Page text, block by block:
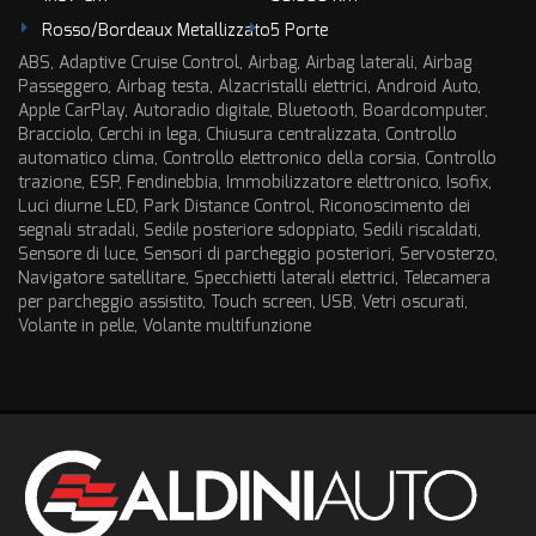
Rosso/Bordeaux Metallizzato5 Porte
ABS, Adaptive Cruise Control, Airbag, Airbag laterali, Airbag
Passeggero, Airbag testa, Alzacristalli elettrici, Android Auto,
Apple CarPlay, Autoradio digitale, Bluetooth, Boardcomputer,
Bracciolo, Cerchi in lega, Chiusura centralizzata, Controllo
automatico clima, Controllo elettronico della corsia, Controllo
trazione, ESP, Fendinebbia, Immobilizzatore elettronico, Isofix,
Luci diurne LED, Park Distance Control, Riconoscimento dei
segnali stradali, Sedile posteriore sdoppiato, Sedili riscaldati,
Sensore di luce, Sensori di parcheggio posteriori, Servosterzo,
Navigatore satellitare, Specchietti laterali elettrici, Telecamera
per parcheggio assistito, Touch screen, USB, Vetri oscurati,
Volante in pelle, Volante multifunzione
Cookie necessari
Cookie delle preferenze
Cookie per il miglioramento dell'esperienza utente
Cookie analitici
la
cookie
policy